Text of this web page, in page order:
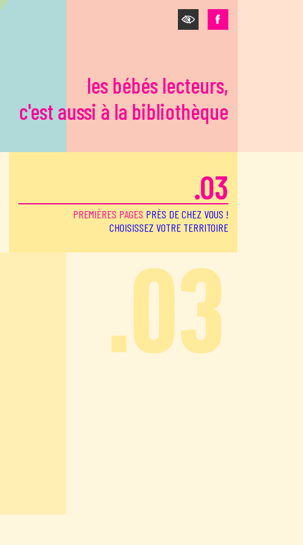
les bébés lecteurs,
c'est aussi à la bibliothèque
.03
PREMIÈRES PAGES PRÈS DE CHEZ VOUS !
CHOISISSEZ VOTRE TERRITOIRE